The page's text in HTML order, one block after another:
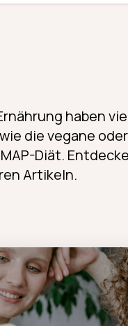
haben
die vegane
Diät.
Artikeln.